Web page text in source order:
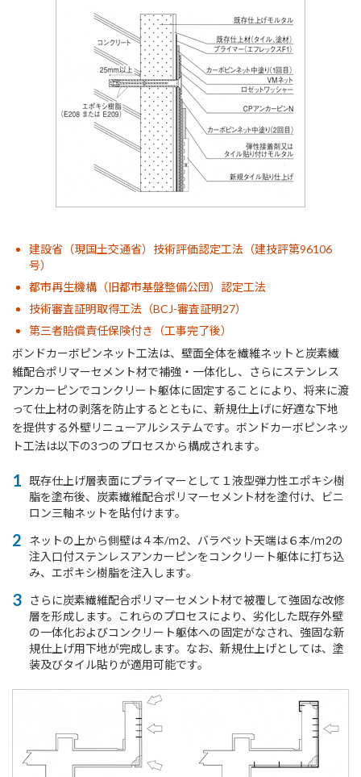
建設省（現国土交通省）技術評価認定工法（建技評第96106
号）
都市再生機構（旧都市基盤整備公団）認定工法
技術審査証明取得工法（BCJ-審査証明27）
第三者賠償責任保険付き（工事完了後）
ボンドカーボピンネット工法は、壁面全体を繊維ネットと炭素繊
維配合ポリマーセメント材で補強・一体化し、さらにステンレス
アンカーピンでコンクリート躯体に固定することにより、将来に渡
って仕上材の剥落を防止するとともに、新規仕上げに好適な下地
を提供する外壁リニューアルシステムです。ボンドカーボピンネッ
ト工法は以下の3つのプロセスから構成されます。
既存仕上げ層表面にプライマーとして１液型弾力性エポキシ樹
脂を塗布後、炭素繊維配合ポリマーセメント材を塗付け、ビニ
ロン三軸ネットを貼付けます。
ネットの上から側壁は４本/ｍ2、バラペット天端は６本/ｍ2の
注入口付ステンレスアンカーピンをコンクリート躯体に打ち込
み、エポキシ樹脂を注入します。
さらに炭素繊維配合ポリマーセメント材で被覆して強固な改修
層を形成します。これらのプロセスにより、劣化した既存外壁
の一体化およびコンクリート躯体への固定がなされ、強固な新
規仕上げ用下地が完成します。なお、新規仕上げとしては、塗
装及びタイル貼りが適用可能です。